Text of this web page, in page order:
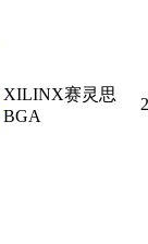
XILINX赛灵思
BGA